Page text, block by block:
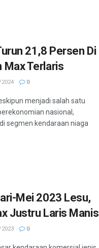
21,8 Persen Di
Max Terlaris
0
menjadi salah satu
nasional,
segmen kendaraan niaga
Mei 2023 Lesu,
Justru Laris Manis
0